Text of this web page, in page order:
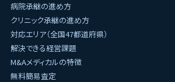
病院承継の進め方
クリニック承継の進め方
対応エリア（全国47都道府県）
解決できる経営課題
M&Aメディカルの特徴
無料簡易査定